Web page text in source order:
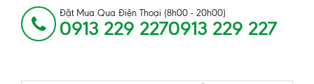
Đặt Mua Qua Điện Thoại (8h00 - 20h00)
0913 229 2270913 229 227